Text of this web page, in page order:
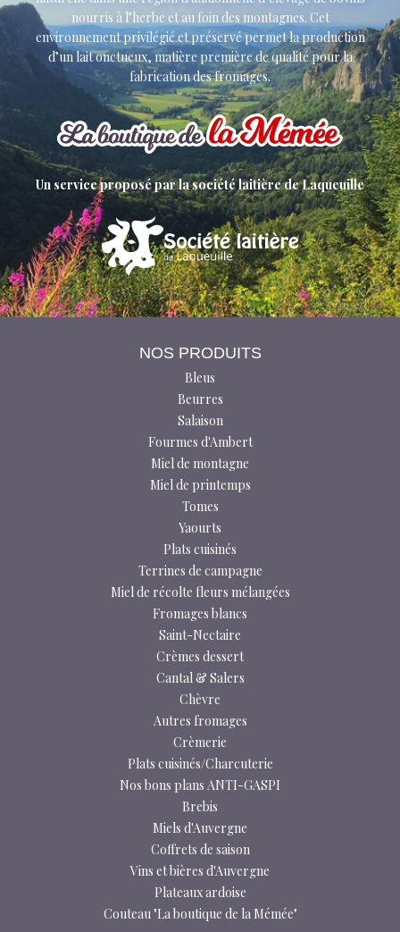
nourris à l’herbe et au foin des montagnes. Cet
environnement privilégié et préservé permet la production
d’un lait onctueux, matière première de qualité pour la
fabrication des fromages.
Un service proposé par la société laitière de Laqueuille
NOS PRODUITS
Bleus
Beurres
Salaison
Fourmes d'Ambert
Miel de montagne
Miel de printemps
Tomes
Yaourts
Plats cuisinés
Terrines de campagne
Miel de récolte fleurs mélangées
Fromages blancs
Saint-Nectaire
Crèmes dessert
Cantal & Salers
Chèvre
Autres fromages
Crèmerie
Plats cuisinés/Charcuterie
Nos bons plans ANTI-GASPI
Brebis
Miels d'Auvergne
Coffrets de saison
Vins et bières d'Auvergne
Plateaux ardoise
Couteau "La boutique de la Mémée"